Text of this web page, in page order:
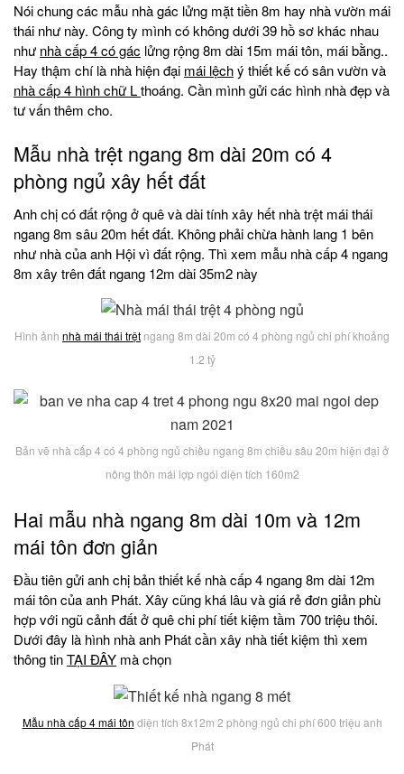
Nói chung các mẫu nhà gác lửng mặt tiền 8m hay nhà vườn mái
thái như này. Công ty mình có không dưới 39 hồ sơ khác nhau
như nhà cấp 4 có gác lửng rộng 8m dài 15m mái tôn, mái bằng..
Hay thậm chí là nhà hiện đại mái lệchý thiết kế có sân vườn và
nhà cấp 4 hình chữ Lthoáng. Cần mình gửi các hình nhà đẹp và
tư vấn thêm cho.
Mẫu nhà trệt ngang 8m dài 20m có 4
phòng ngủ xây hết đất
Anh chị có đất rộng ở quê và dài tính xây hết nhà trệt mái thái
ngang 8m sâu 20m hết đất. Không phải chừa hành lang 1 bên
như nhà của anh Hội vì đất rộng. Thì xem mẫu nhà cấp 4 ngang
8m xây trên đất ngang 12m dài 35m2 này
Hình ảnh nhà mái thái trệt ngang 8m dài 20m có 4 phòng ngủ chi phí khoảng
1.2 tỷ
Bản vẽ nhà cấp 4 có 4 phòng ngủ chiều ngang 8m chiều sâu 20m hiện đại ở
nông thôn mái lợp ngói diện tích 160m2
Hai mẫu nhà ngang 8m dài 10m và 12m
mái tôn đơn giản
Đầu tiên gửi anh chị bản thiết kế nhà cấp 4 ngang 8m dài 12m
mái tôn của anh Phát. Xây cũng khá lâu và giá rẻ đơn giản phù
hợp với ngũ cảnh đất ở quê chi phí tiết kiệm tầm 700 triệu thôi.
Dưới đây là hình nhà anh Phát cần xây nhà tiết kiệm thì xem
thông tinTẠI ĐÂY mà chọn
Mẫu nhà cấp 4 mái tôn diện tích 8x12m 2 phòng ngủ chi phí 600 triệu anh
Phát